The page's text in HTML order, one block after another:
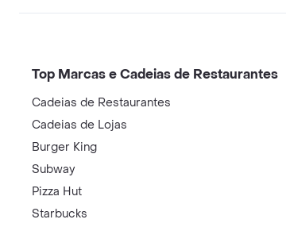
Top Marcas e Cadeias de Restaurantes
Cadeias de Restaurantes
Cadeias de Lojas
Burger King
Subway
Pizza Hut
Starbucks